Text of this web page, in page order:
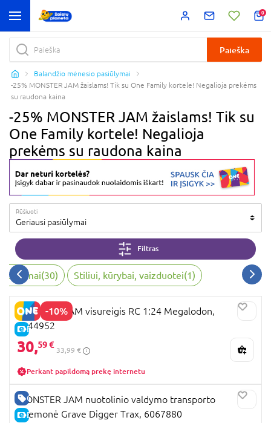
0
Paieška
Balandžio mėnesio pasiūlymai
-25% MONSTER JAM žaislams! Tik su One Family kortele! Negalioja prekėms
su raudona kaina
-25% MONSTER JAM žaislams! Tik su
One Family kortele! Negalioja
prekėms su raudona kaina
Rūšiuoti
Geriausi pasiūlymai
Filtras
žaidimai(30) Stiliui, kūrybai, vaizduotei(1)
-10%
E-KAINA
MONSTER JAM visureigis RC 1:24 Megalodon,
6044952
30,59 €
33,99 €
Perkant papildomą prekę internetu
GERA KAINA
E-KAINA
MONSTER JAM nuotolinio valdymo transporto
priemonė Grave Digger Trax, 6067880